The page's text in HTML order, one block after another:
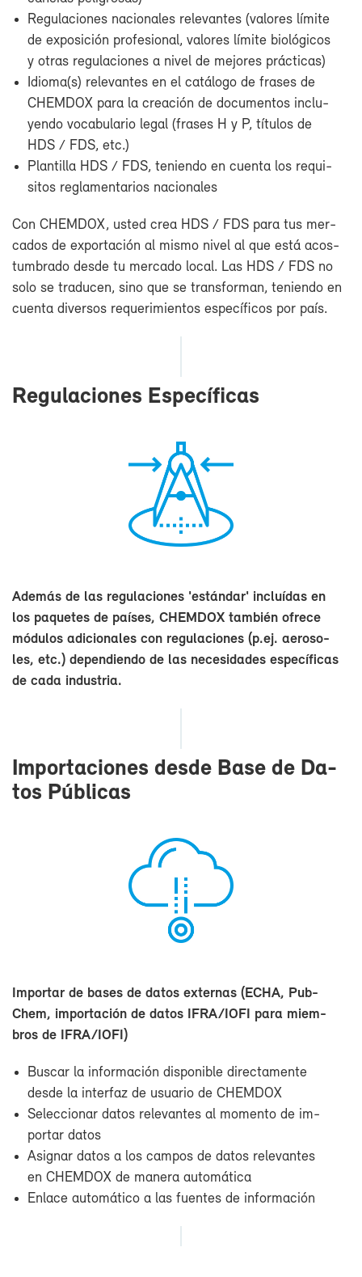
Re­gu­la­cio­nes na­cio­na­les re­le­van­tes (va­lo­res lí­mi­te
de ex­po­si­ción pro­fe­sio­nal, va­lo­res lí­mi­te bio­ló­gi­cos
y otras re­gu­la­cio­nes a ni­vel de me­jo­res prác­ti­cas)
Idio­ma(s) re­le­van­tes en el ca­tá­lo­go de fra­ses de
CHEM­DOX pa­ra la crea­ción de do­cu­men­tos in­clu­
yen­do vo­ca­bu­la­rio le­gal (fra­ses H y P, tí­tu­los de
HDS / FDS, etc.)
Plan­ti­lla HDS / FDS, te­nien­do en cuen­ta los re­qui­
si­tos re­gla­men­ta­rios na­cio­na­les
Con CHEM­DOX, us­ted crea HDS / FDS pa­ra tus mer­
ca­dos de ex­por­ta­ción al mis­mo ni­vel al que es­tá acos­
tum­bra­do des­de tu mer­ca­do lo­cal. Las HDS / FDS no
so­lo se tra­du­cen, sino que se trans­for­man, te­nien­do en
cuen­ta di­ver­sos re­que­ri­mien­tos es­pe­cí­fi­cos por país.
Re­gu­la­cio­nes Es­pe­cí­fi­cas
Ade­más de las re­gu­la­cio­nes 'es­tán­dar' in­cluí­das en
los pa­que­tes de paí­ses, CHEM­DOX tam­bién ofre­ce
mó­du­los adi­cio­na­les con re­gu­la­cio­nes (p.ej. ae­ro­so­
les, etc.) de­pen­dien­do de las ne­ce­si­da­des es­pe­cí­fi­cas
de ca­da in­dus­tria.
Im­por­ta­cio­nes des­de Ba­se de Da­
tos Pú­bli­cas
Im­por­tar de ba­ses de da­tos ex­ter­nas (ECHA, Pub­
Chem, im­por­ta­ción de da­tos IFRA/IO­FI pa­ra miem­
bros de IFRA/IO­FI)
Bus­car la in­for­ma­ción dis­po­ni­ble di­rec­ta­men­te
des­de la in­ter­faz de usua­rio de CHEM­DOX
Se­lec­cio­nar da­tos re­le­van­tes al mo­men­to de im­
por­tar da­tos
Asig­nar da­tos a los cam­pos de da­tos re­le­van­tes
en CHEM­DOX de ma­ne­ra au­to­má­ti­ca
En­la­ce au­to­má­ti­co a las fuen­tes de in­for­ma­ción